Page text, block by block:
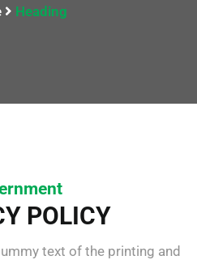
Heading
POLICY
text of the printing and